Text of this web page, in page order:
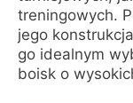
treningowych.
jego
go idealnym
boisk o